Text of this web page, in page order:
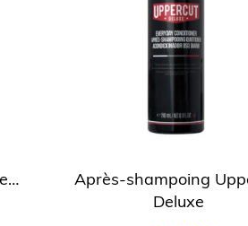
Après-shampoing
Deluxe